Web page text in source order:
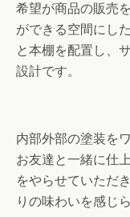
希望が商品の販売
ができる空間にし
と本棚を配置し、
設計です。
内部外部の塗装を
お友達と一緒に仕
をやらせていただ
りの味わいを感じ